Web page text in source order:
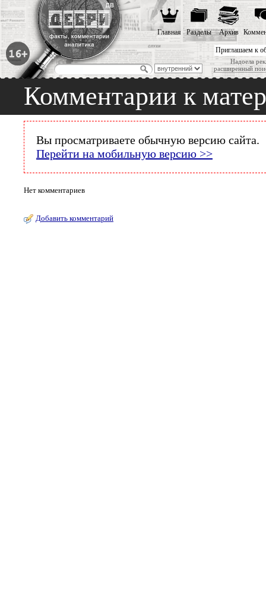
Приглашаем к
Надоела
расширенный
Главная Разделы Архив
Комментарии к
Вы просматриваете обычную версию сайта.
Перейти на мобильную версию >>
Нет комментариев
Добавить комментарий